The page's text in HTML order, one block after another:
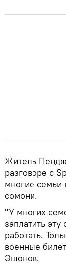
Житель
разговоре с
многие семьи
сомони.
"У многих
заплатить
работать.
военные
Эшонов.